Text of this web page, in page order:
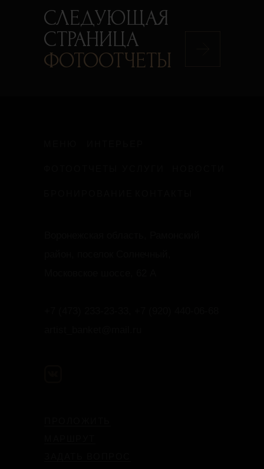
СЛЕДУЮЩАЯ
СТРАНИЦА
ФОТООТЧЕТЫ